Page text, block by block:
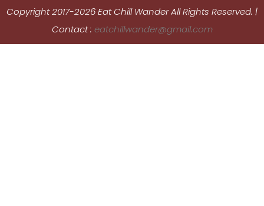
Copyright 2017-2026 Eat Chill Wander All Rights Reserved. |
Contact : eatchillwander@gmail.com